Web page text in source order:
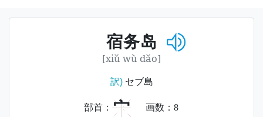
宿务岛
[xiǔ wù dǎo]
訳)セブ島
部首： 宀 画数： 8